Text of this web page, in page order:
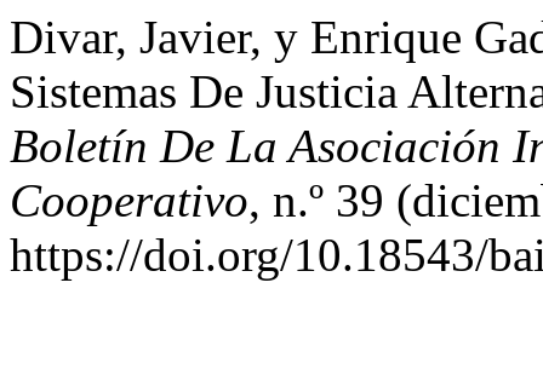
Divar, Javier, y Enrique
Sistemas De Justicia
Boletín De La Asociación
Cooperativo, n.º 39
https://doi.org/10.18543/